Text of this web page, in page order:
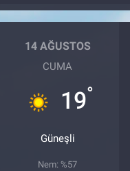
14 AĞUSTOS
CUMA
19°
Güneşli
Nem: %57